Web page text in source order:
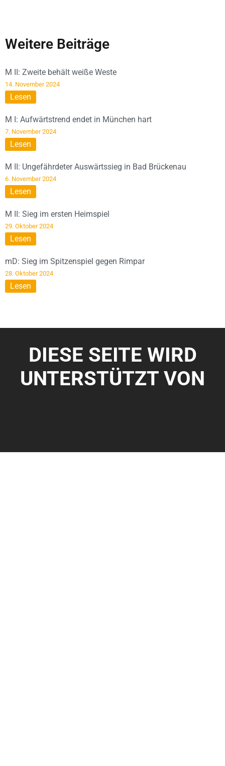
Weitere Beiträge
M II: Zweite behält weiße Weste
14. November 2024
Lesen
M I: Aufwärtstrend endet in München hart
7. November 2024
Lesen
M II: Ungefährdeter Auswärtssieg in Bad Brückenau
6. November 2024
Lesen
M II: Sieg im ersten Heimspiel
29. Oktober 2024
Lesen
mD: Sieg im Spitzenspiel gegen Rimpar
28. Oktober 2024
Lesen
DIESE SEITE WIRD
UNTERSTÜTZT VON